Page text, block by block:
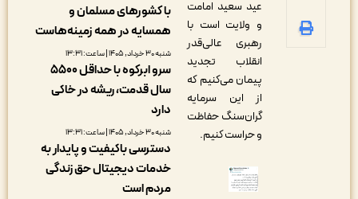
عید سعید امامت
و ولایت است با
رهبری عالی‌قدر
انقلاب تجدید
پیمان می‌کنیم که
از این سرمایه
گران‌سنگ حفاظت
و حراست کنیم.
با کشورهای مسلمان و
همسایه در همه زمینه‌هاست
شنبه ۳۰ خرداد, ۱۴۰۵ | ساعت: ۱۳:۳۱
سرو ابرکوه با حداقل ۵۵۰۰
سال قدمت، ریشه در خاکی
دارد
شنبه ۳۰ خرداد, ۱۴۰۵ | ساعت: ۱۳:۳۱
دسترسی باکیفیت و پایدار به
خدمات دیجیتال حق زندگی
مردم است